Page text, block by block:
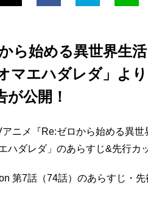
ら始める異世界生
マエハダレダ」よ
が公開！
ニメ『Re:ゼロから始める異世
ハダレダ」のあらすじ&先行カ
第7話（74話）のあらすじ・